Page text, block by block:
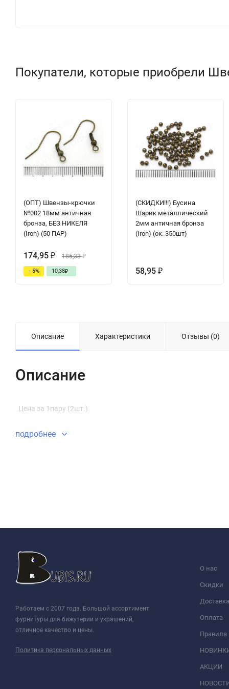
Покупатели, которые приобрели
(ОПТ) Швензы-крючки
№002 18мм античная
бронза, БЕЗ НИКЕЛЯ
(Iron) (50 ПАР)
174,95 ₽ 185,33₽
- 5% 10,38₽
(СКИДКИ!!!) Бусина
Шарик металлический
2мм античная бронза
(Iron) (ок. 350шт)
58,95 ₽
Описание Характеристики Отзывы (0)
Описание
Цена за 1пару (2шт.)
подробнее
Работаем с 2007 года. Большой ассортимент
фурнитуры для бижутерии и украшений,
отличное качество и цены.
Политика персональных данных
О нас
Скидки
Доставка
Оплата
Правила
АКЦИИ